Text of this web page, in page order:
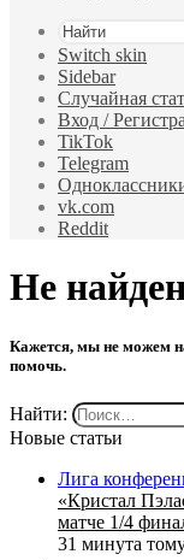
Switch skin
Sidebar
Случайная
Вход /
TikTok
Telegram
vk.com
Reddit
Не
Кажется, мы не можем
помочь.
Найти:
Новые статьи
Лига
«Кристал
матче 1/4
31 минута